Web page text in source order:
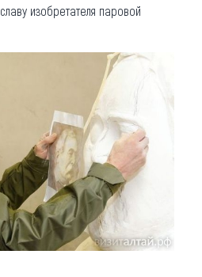
славу изобретателя паровой